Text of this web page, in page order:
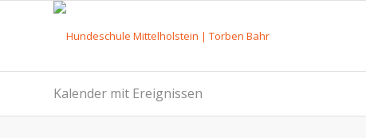
Kalender mit Ereignissen